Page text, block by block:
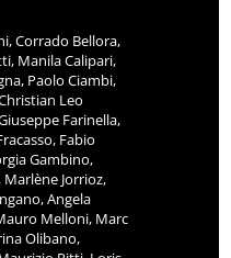
Corrado Bellora,
Manila Calipari,
Paolo Ciambi,
Leo
Farinella,
Fabio
Gambino,
Jorrioz,
Angela
Melloni, Marc
Olibano,